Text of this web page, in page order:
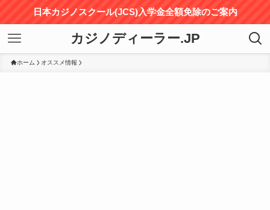
日本カジノスクール(JCS)入学金全額免除のご案内
カジノディーラー.JP
ホーム オススメ情報